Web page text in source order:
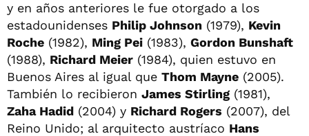
y en años anteriores le fue otorgado a los
estadounidenses Philip Johnson (1979), Kevin
Roche (1982), Ming Pei (1983), Gordon Bunshaft
(1988), Richard Meier (1984), quien estuvo en
Buenos Aires al igual que Thom Mayne (2005).
También lo recibieron James Stirling (1981),
Zaha Hadid (2004) y Richard Rogers (2007), del
Reino Unido; al arquitecto austríaco Hans